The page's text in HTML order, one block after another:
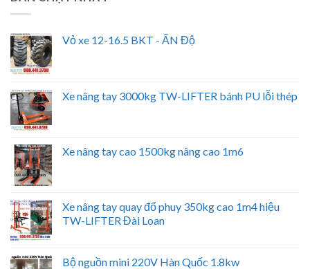
Vỏ xe 12-16.5 BKT - ẤN Độ
Xe nâng tay 3000kg TW-LIFTER bánh PU lỗi thép
Xe nâng tay cao 1500kg nâng cao 1m6
Xe nâng tay quay đổ phuy 350kg cao 1m4 hiệu
TW-LIFTER Đài Loan
Bộ nguồn mini 220V Hàn Quốc 1.8kw